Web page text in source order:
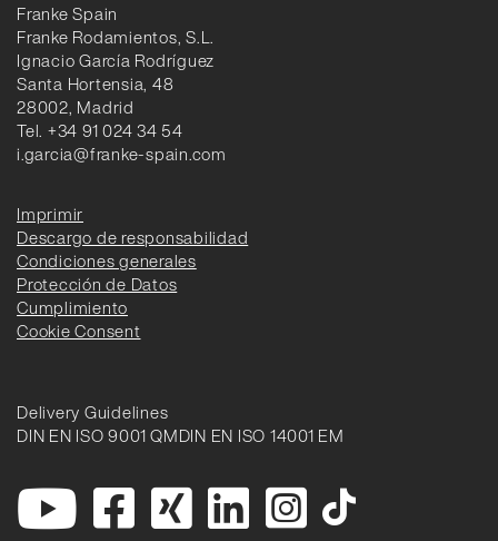
Franke Spain
Franke Rodamientos, S.L.
Ignacio García Rodríguez
Santa Hortensia, 48
28002, Madrid
Tel. +34 91 024 34 54
i.garcia@franke-spain.com
Imprimir
Descargo de responsabilidad
Condiciones generales
Protección de Datos
Cumplimiento
Cookie Consent
Delivery Guidelines
DIN EN ISO 9001 QMDIN EN ISO 14001 EM